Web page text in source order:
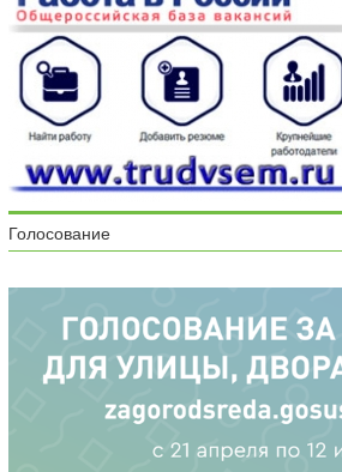
Голосование